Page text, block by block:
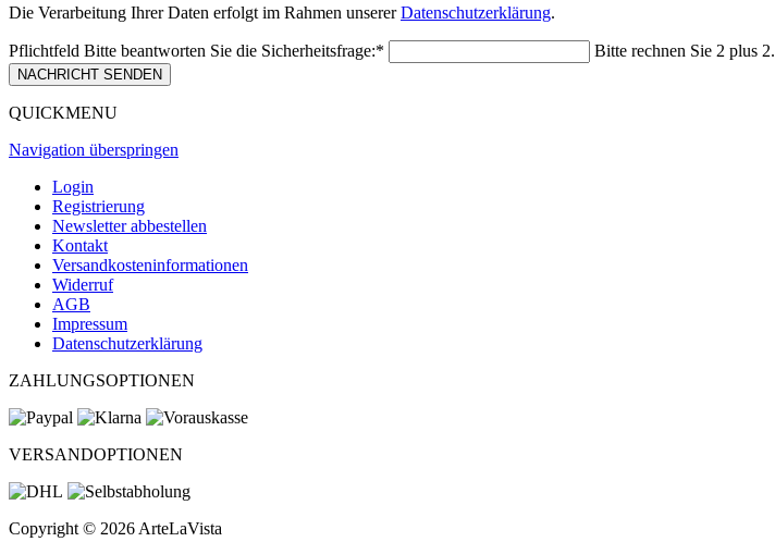
Die Verarbeitung Ihrer Daten erfolgt im Rahmen unsererDatenschutzerklärung.
Pflichtfeld Bitte beantworten Sie die Sicherheitsfrage:* Bitte rechnen Sie 2 plus 2.
NACHRICHT SENDEN
QUICKMENU
Navigation überspringen
Login
Registrierung
Newsletter abbestellen
Kontakt
Versandkosteninformationen
Widerruf
AGB
Impressum
Datenschutzerklärung
ZAHLUNGSOPTIONEN
VERSANDOPTIONEN
Copyright © 2026 ArteLaVista